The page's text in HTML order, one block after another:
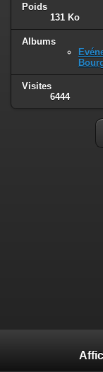
Poids
131 Ko
Albums
Visites
6444